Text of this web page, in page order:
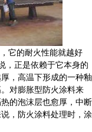
它的耐火性能就越好
，正是依赖于它本身的
，高温下形成的一种釉
对膨胀型防火涂料来
的泡沫层也愈厚，中断
，防火涂料处理时，涂